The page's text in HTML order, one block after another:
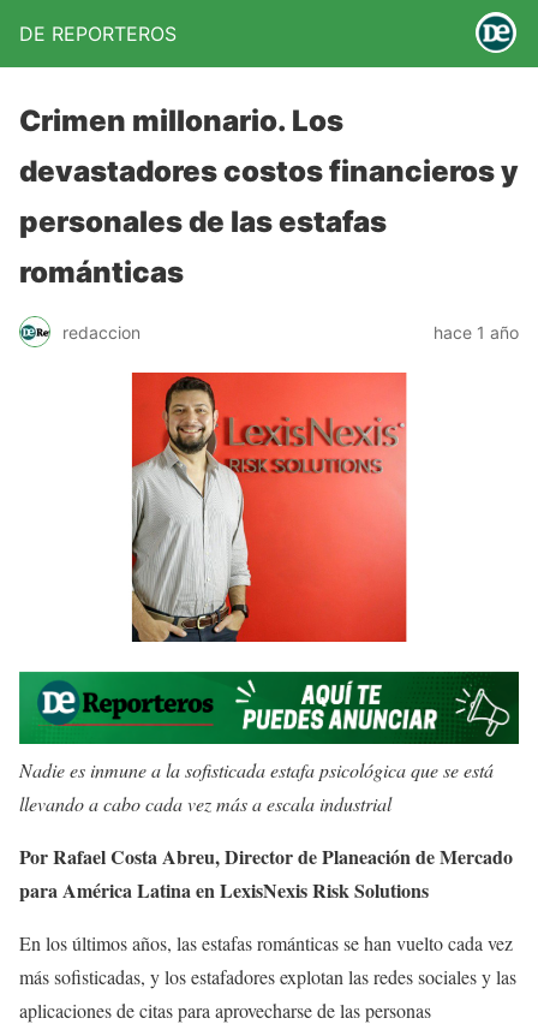
DE REPORTEROS
Crimen millonario. Los
devastadores costos financieros y
personales de las estafas
románticas
redaccion hace 1 año
Nadie es inmune a la sofisticada estafa psicológica que se está
llevando a cabo cada vez más a escala industrial
Por Rafael Costa Abreu, Director de Planeación de Mercado
para América Latina en LexisNexis Risk Solutions
En los últimos años, las estafas románticas se han vuelto cada vez
más sofisticadas, y los estafadores explotan las redes sociales y las
aplicaciones de citas para aprovecharse de las personas